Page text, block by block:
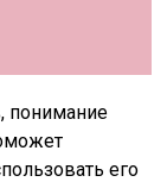
понимание
его